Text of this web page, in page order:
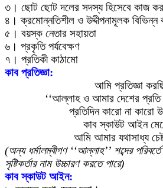
৩। ছোট ছোট দলের সদস্য হিসেবে কাজ
৪। ক্রমোন্নতিশীল ও উদ্দীপনামূলক বিভিন্ন
৫। বয়স্ক নেতার সহায়তা
৬। প্রকৃতি পর্যবেক্ষণ
৭। প্রতিকী কাঠামো
কাব প্রতিজ্ঞা:
আমি প্রতিজ্ঞা
‘‘আল্লাহ ও আমার দেশের প্রতি
প্রতিদিন কারো না কারো
কাব স্কাউট আইন
আমি আমার যথাসাধ্য
(অন্য ধর্মালম্বীগণ ‘‘আল্লাহ’’ শব্দের
সৃষ্টিকর্তার নাম উচ্চারণ করতে পারে)
কাব স্কাউট আইন: